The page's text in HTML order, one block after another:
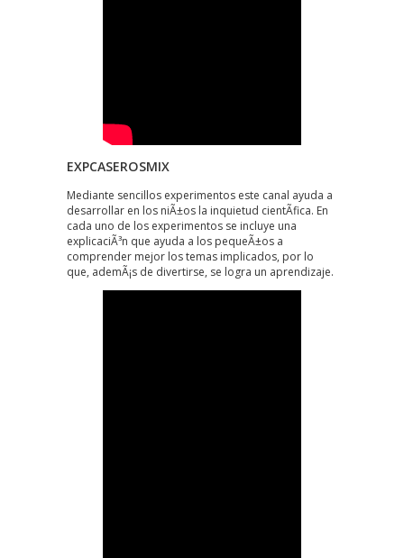
EXPCASEROSMIX
Mediante sencillos experimentos este canal ayuda a
desarrollar en los niÃ±os la inquietud cientÃ­fica. En
cada uno de los experimentos se incluye una
explicaciÃ³n que ayuda a los pequeÃ±os a
comprender mejor los temas implicados, por lo
que, ademÃ¡s de divertirse, se logra un aprendizaje.